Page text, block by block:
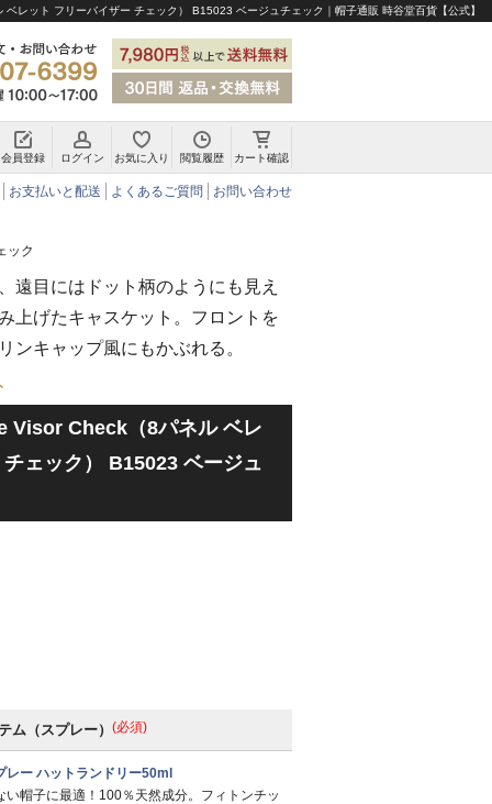
レット フリーバイザー チェック） B15023 ベージュチェック｜帽子通販 時谷堂百貨【公式】
会員登録 ログイン お気に入り 閲覧履歴 カート確認
お支払いと配送 よくあるご質問 お問い合わせ
ック
遠目にはドット柄のようにも見え
上げたキャスケット。フロントを
ンキャップ風にもかぶれる。
Visor Check（8パネル ベレ
ェック） B15023 ベージュ
ム（スプレー） (必須)
レー ハットランドリー50ml
い帽子に最適！100％天然成分。フィトンチッ